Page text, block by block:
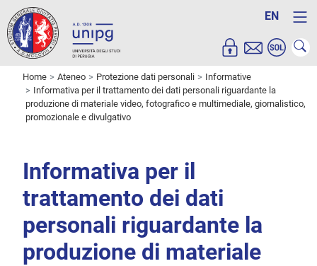
EN
Home Ateneo Protezione dati personali
Informative
Informativa per il trattamento dei dati personali riguardante la
produzione di materiale video, fotografico e multimediale, giornalistico,
promozionale e divulgativo
Informativa per il
trattamento dei dati
personali riguardante la
produzione di materiale